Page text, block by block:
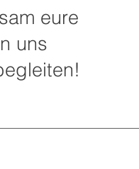
eure
uns